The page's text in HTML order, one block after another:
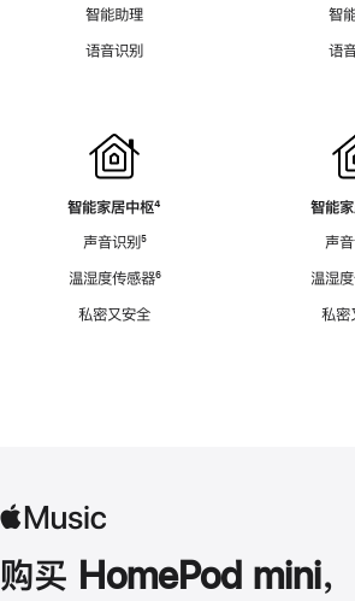
智能助理
语音识别
智能家居中枢脚
⁴
声音识别脚
⁵
温湿度传感器脚
⁶
私密又安全
智
语
智能
声
温湿
私密
购买 HomePod mini，